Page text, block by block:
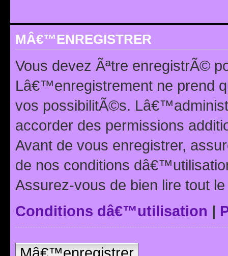
MÂ€™ENREGISTRER
Vous devez Ãªtre enregistrÃ©
Lâ€™enregistrement ne prend
vos possibilitÃ©s.
accorder des permissions
Avant de vous enregistrer,
de nos conditions
Assurez-vous de bien lire tout
Conditions dâ€™utilisation |
Mâ€™enregistrer